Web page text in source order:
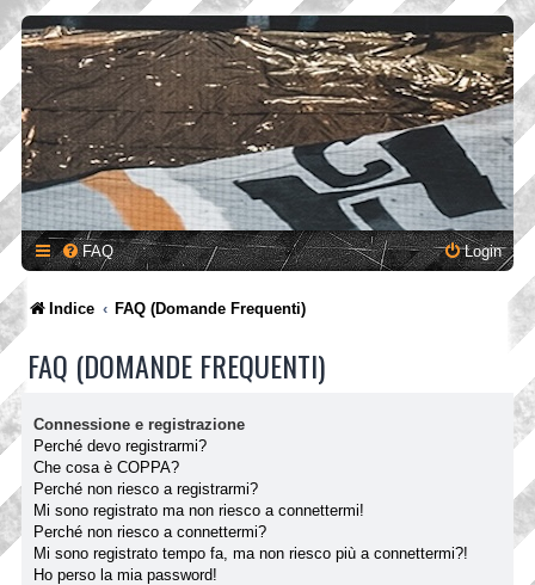
FAQ Login
Indice FAQ (Domande Frequenti)
FAQ (DOMANDE FREQUENTI)
Connessione e registrazione
Perché devo registrarmi?
Che cosa è COPPA?
Perché non riesco a registrarmi?
Mi sono registrato ma non riesco a connettermi!
Perché non riesco a connettermi?
Mi sono registrato tempo fa, ma non riesco più a connettermi?!
Ho perso la mia password!